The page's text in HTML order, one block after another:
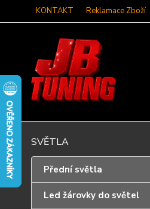
KONTAKT Reklamace Zboží
SVĚTLA
Přední světla
Led žárovky do světel